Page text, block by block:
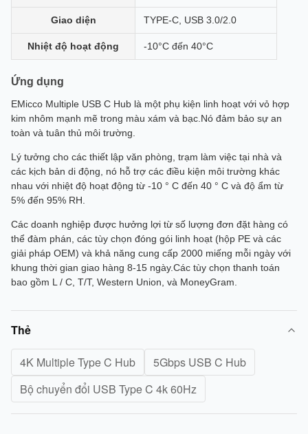
Giao diện TYPE-C, USB 3.0/2.0
Nhiệt độ hoạt động -10°C đến 40°C
Ứng dụng
EMicco Multiple USB C Hub là một phụ kiện linh hoạt với vỏ hợp
kim nhôm mạnh mẽ trong màu xám và bạc.Nó đảm bảo sự an
toàn và tuân thủ môi trường.
Lý tưởng cho các thiết lập văn phòng, trạm làm việc tại nhà và
các kịch bản di động, nó hỗ trợ các điều kiện môi trường khác
nhau với nhiệt độ hoạt động từ -10 ° C đến 40 ° C và độ ẩm từ
5% đến 95% RH.
Các doanh nghiệp được hưởng lợi từ số lượng đơn đặt hàng có
thể đàm phán, các tùy chọn đóng gói linh hoạt (hộp PE và các
giải pháp OEM) và khả năng cung cấp 2000 miếng mỗi ngày với
khung thời gian giao hàng 8-15 ngày.Các tùy chọn thanh toán
bao gồm L / C, T/T, Western Union, và MoneyGram.
Thẻ
4K Multiple Type C Hub
5Gbps USB C Hub
Bộ chuyển đổi USB Type C 4k 60Hz